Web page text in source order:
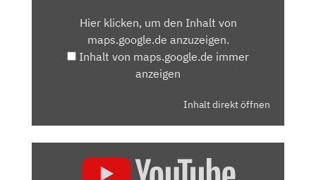
MAPS.GOOGLE.DEHier klicken, um den Inhalt von
maps.google.de anzuzeigen.
Inhalt von maps.google.de immer
anzeigen
Inhalt direkt öffnen